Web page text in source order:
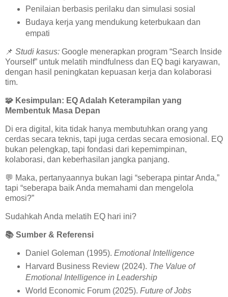
Penilaian berbasis perilaku dan simulasi sosial
Budaya kerja yang mendukung keterbukaan dan
empati
📌 Studi kasus: Google menerapkan program “Search Inside
Yourself” untuk melatih mindfulness dan EQ bagi karyawan,
dengan hasil peningkatan kepuasan kerja dan kolaborasi
tim.
🧩 Kesimpulan: EQ Adalah Keterampilan yang
Membentuk Masa Depan
Di era digital, kita tidak hanya membutuhkan orang yang
cerdas secara teknis, tapi juga cerdas secara emosional. EQ
bukan pelengkap, tapi fondasi dari kepemimpinan,
kolaborasi, dan keberhasilan jangka panjang.
💬 Maka, pertanyaannya bukan lagi “seberapa pintar Anda,”
tapi “seberapa baik Anda memahami dan mengelola
emosi?”
Sudahkah Anda melatih EQ hari ini?
📚 Sumber & Referensi
Daniel Goleman (1995). Emotional Intelligence
Harvard Business Review (2024). The Value of
Emotional Intelligence in Leadership
World Economic Forum (2025). Future of Jobs